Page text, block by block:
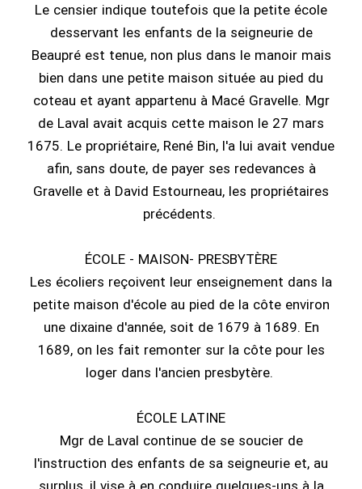
Le censier indique toutefois que la petite école
desservant les enfants de la seigneurie de
Beaupré est tenue, non plus dans le manoir mais
bien dans une petite maison située au pied du
coteau et ayant appartenu à Macé Gravelle. Mgr
de Laval avait acquis cette maison le 27 mars
1675. Le propriétaire, René Bin, l'a lui avait vendue
afin, sans doute, de payer ses redevances à
Gravelle et à David Estourneau, les propriétaires
précédents.
ÉCOLE - MAISON- PRESBYTÈRE
Les écoliers reçoivent leur enseignement dans la
petite maison d'école au pied de la côte environ
une dixaine d'année, soit de 1679 à 1689. En
1689, on les fait remonter sur la côte pour les
loger dans l'ancien presbytère.
ÉCOLE LATINE
Mgr de Laval continue de se soucier de
l'instruction des enfants de sa seigneurie et, au